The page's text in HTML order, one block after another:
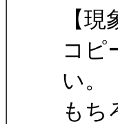
【現
コピ
い。
もち